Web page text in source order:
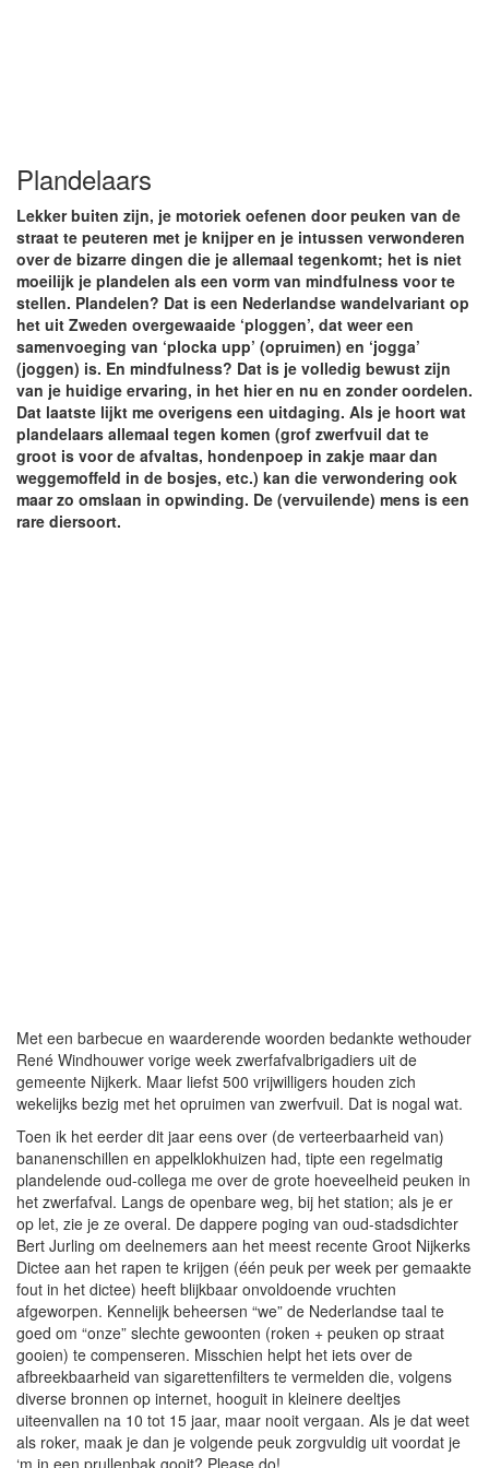
Plandelaars
Lekker buiten zijn, je motoriek oefenen door peuken van de
straat te peuteren met je knijper en je intussen verwonderen
over de bizarre dingen die je allemaal tegenkomt; het is niet
moeilijk je plandelen als een vorm van mindfulness voor te
stellen. Plandelen? Dat is een Nederlandse wandelvariant op
het uit Zweden overgewaaide ‘ploggen’, dat weer een
samenvoeging van ‘plocka upp’ (opruimen) en ‘jogga’
(joggen) is. En mindfulness? Dat is je volledig bewust zijn
van je huidige ervaring, in het hier en nu en zonder oordelen.
Dat laatste lijkt me overigens een uitdaging. Als je hoort wat
plandelaars allemaal tegen komen (grof zwerfvuil dat te
groot is voor de afvaltas, hondenpoep in zakje maar dan
weggemoffeld in de bosjes, etc.) kan die verwondering ook
maar zo omslaan in opwinding. De (vervuilende) mens is een
rare diersoort.
Met een barbecue en waarderende woorden bedankte wethouder
René Windhouwer vorige week zwerfafvalbrigadiers uit de
gemeente Nijkerk. Maar liefst 500 vrijwilligers houden zich
wekelijks bezig met het opruimen van zwerfvuil. Dat is nogal wat.
Toen ik het eerder dit jaar eens over (de verteerbaarheid van)
bananenschillen en appelklokhuizen had, tipte een regelmatig
plandelende oud-collega me over de grote hoeveelheid peuken in
het zwerfafval. Langs de openbare weg, bij het station; als je er
op let, zie je ze overal. De dappere poging van oud-stadsdichter
Bert Jurling om deelnemers aan het meest recente Groot Nijkerks
Dictee aan het rapen te krijgen (één peuk per week per gemaakte
fout in het dictee) heeft blijkbaar onvoldoende vruchten
afgeworpen. Kennelijk beheersen “we” de Nederlandse taal te
goed om “onze” slechte gewoonten (roken + peuken op straat
gooien) te compenseren. Misschien helpt het iets over de
afbreekbaarheid van sigarettenfilters te vermelden die, volgens
diverse bronnen op internet, hooguit in kleinere deeltjes
uiteenvallen na 10 tot 15 jaar, maar nooit vergaan. Als je dat weet
als roker, maak je dan je volgende peuk zorgvuldig uit voordat je
‘m in een prullenbak gooit? Please do!